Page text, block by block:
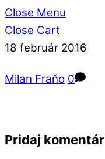
Close Menu
Close Cart
18 február 2016
Milan Fraňo 0
Pridaj komentár